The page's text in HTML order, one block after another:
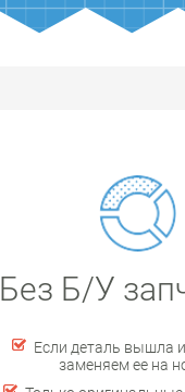
Без Б/У
Если деталь вышла
заменяем ее на